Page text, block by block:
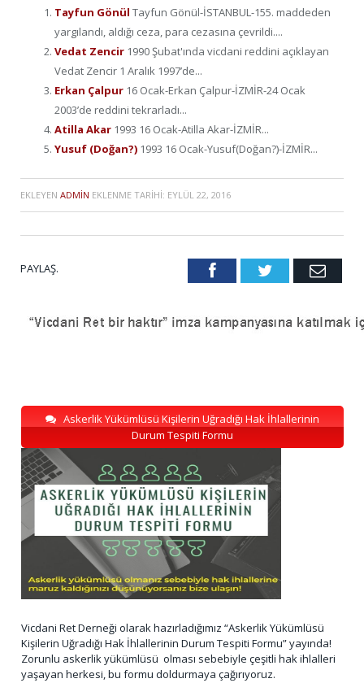
Tayfun Gönül Tayfun Gönül-İSTANBUL-155. maddeden
yargılandı, aldığı ceza, para cezasına çevrildi....
Vedat Zencir 1990 Şubat'ında vicdani reddini açıklayan
Vedat Zencir 1 Aralık 1997’de...
Erkan Çalpur 16 Ocak-Erkan Çalpur-İZMİR-24 Ocak
2003’de reddini tekrarladı...
Atilla Akar 1993 16 Ocak-Atilla Akar-İZMİR...
Yusuf (Doğan?) 1993 16 Ocak-Yusuf(Doğan?)-İZMİR...
EKLEYEN ADMIN EKLENME TARIHI: EYLÜL 22, 2016
PAYLAŞ. FacebookTwitter Email
Askerlik Yükümlüsü Kişilerin Uğradığı Hak İhlallerinin
Durum Tespiti Formu
Vicdani Ret Derneği olarak hazırladığımız “Askerlik Yükümlüsü
Kişilerin Uğradığı Hak İhlallerinin Durum Tespiti Formu” yayında!
Zorunlu askerlik yükümlüsü olması sebebiyle çeşitli hak ihlalleri
yaşayan herkesi, bu formu doldurmaya çağırıyoruz.